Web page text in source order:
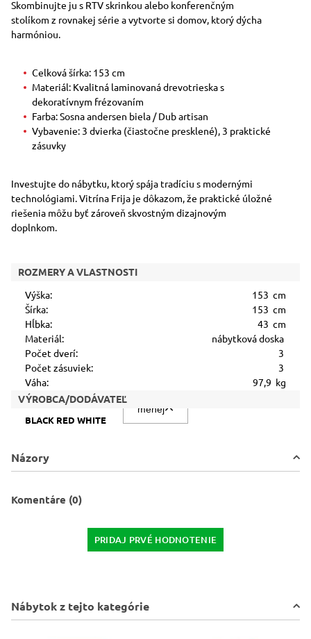
Skombinujte ju s RTV skrinkou alebo konferenčným
stolíkom z rovnakej série a vytvorte si domov, ktorý dýcha
harmóniou.
Celková šírka: 153 cm
Materiál: Kvalitná laminovaná drevotrieska s
dekoratívnym frézovaním
Farba: Sosna andersen biela / Dub artisan
Vybavenie: 3 dvierka (čiastočne presklené), 3 praktické
zásuvky
Investujte do nábytku, ktorý spája tradíciu s modernými
technológiami. Vitrína Frija je dôkazom, že praktické úložné
riešenia môžu byť zároveň skvostným dizajnovým
doplnkom.
ROZMERY A VLASTNOSTI
Výška:
153 cm
Šírka:
153 cm
Hĺbka:
43 cm
Materiál:
nábytková doska
Počet dverí:
3
Počet zásuviek:
3
Váha:
97,9 kg
VÝROBCA/DODÁVATEĽ
BLACK RED WHITE
menej
Názory
Komentáre (0)
PRIDAJ PRVÉ HODNOTENIE
Nábytok z tejto kategórie